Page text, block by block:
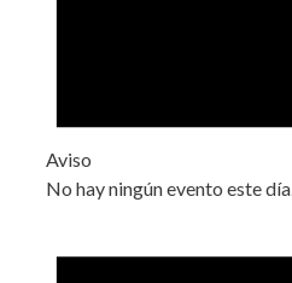
Aviso
No hay ningún evento este